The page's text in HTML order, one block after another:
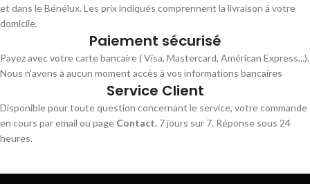
et dans le Bénélux. Les prix indiqués comprennent la livraison à votre
domicile.
Paiement sécurisé
Payez avec votre carte bancaire ( Visa, Mastercard, Américan Express,..).
Nous n'avons à aucun moment accès à vos informations bancaires
Service Client
Disponible pour toute question concernant le service, votre commande
en cours par email ou page Contact. 7 jours sur 7. Réponse sous 24
heures.